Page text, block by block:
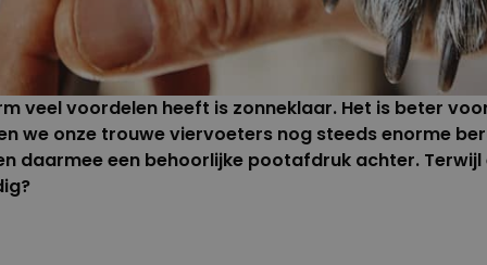
veel voordelen heeft is zonneklaar. Het is beter
we onze trouwe viervoeters nog steeds enorme
daarmee een behoorlijke pootafdruk achter.